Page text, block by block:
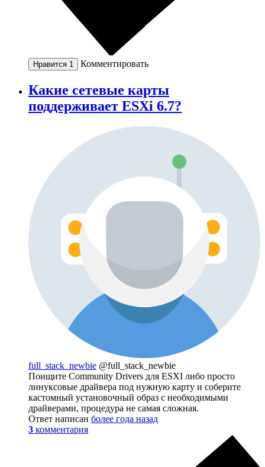
Нравится 1 Комментировать
Какие сетевые карты
поддерживает ESXi 6.7?
full_stack_newbie @full_stack_newbie
Поищите Community Drivers для ESXI либо просто
линуксовые драйвера под нужную карту и соберите
кастомный установочный образ с необходимыми
драйверами, процедура не самая сложная.
Ответ написан более года назад
3 комментария